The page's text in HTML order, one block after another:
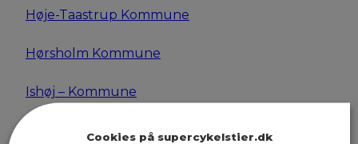
Høje-Taastrup Kommune
Hørsholm Kommune
Ishøj – Kommune
Københavns Kommune
Cookies på supercykelstier.dk